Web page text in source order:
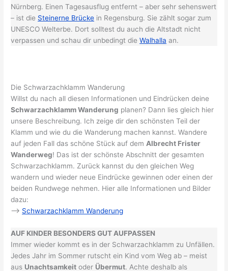
Nürnberg. Einen Tagesausflug entfernt – aber sehr sehenswert
– ist die Steinerne Brücke in Regensburg. Sie zählt sogar zum
UNESCO Welterbe. Dort solltest du auch die Altstadt nicht
verpassen und schau dir unbedingt dieWalhalla an.
Die Schwarzachklamm Wanderung
Willst du nach all diesen Informationen und Eindrücken deine
Schwarzachklamm Wanderung planen? Dann lies gleich hier
unsere Beschreibung. Ich zeige dir den schönsten Teil der
Klamm und wie du die Wanderung machen kannst. Wandere
auf jeden Fall das schöne Stück auf dem Albrecht Frister
Wanderweg! Das ist der schönste Abschnitt der gesamten
Schwarzachklamm. Zurück kannst du den gleichen Weg
wandern und wieder neue Eindrücke gewinnen oder einen der
beiden Rundwege nehmen. Hier alle Informationen und Bilder
dazu:
–> Schwarzachklamm Wanderung
AUF KINDER BESONDERS GUT AUFPASSEN
Immer wieder kommt es in der Schwarzachklamm zu Unfällen.
Jedes Jahr im Sommer rutscht ein Kind vom Weg ab – meist
aus Unachtsamkeit oder Übermut. Achte deshalb als